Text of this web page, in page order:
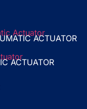
ACTUATOR
ACTUATOR